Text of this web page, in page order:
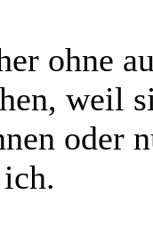
ohne
weil
oder